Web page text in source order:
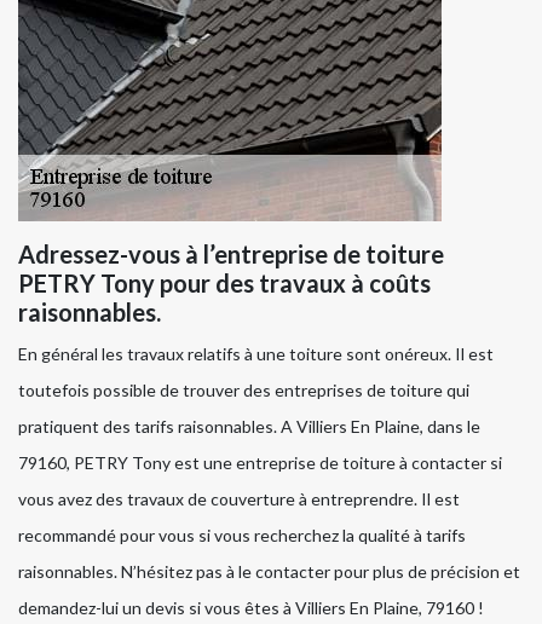
Adressez-vous à l’entreprise de toiture
PETRY Tony pour des travaux à coûts
raisonnables.
En général les travaux relatifs à une toiture sont onéreux. Il est
toutefois possible de trouver des entreprises de toiture qui
pratiquent des tarifs raisonnables. A Villiers En Plaine, dans le
79160, PETRY Tony est une entreprise de toiture à contacter si
vous avez des travaux de couverture à entreprendre. Il est
recommandé pour vous si vous recherchez la qualité à tarifs
raisonnables. N’hésitez pas à le contacter pour plus de précision et
demandez-lui un devis si vous êtes à Villiers En Plaine, 79160 !